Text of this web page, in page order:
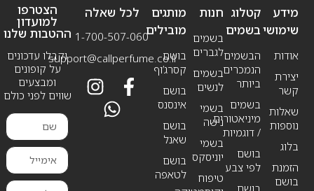
מידע
שימושי
אודות
יצירת
קשר
שאלות
נוספות
בלוג
הזמנת
בושם
חנות
בשמים
לגברים
בשמים
לנשים
בשמי
נישה
בשמי
יוניסקס
טיפוח
קטלוג
בשמים
הבשמים
הנמכרים
ביותר
בשמים
מיניאטורים
/ דוגמיות
בושם
לפי צבע
מותגים
מובילים
בושם
קסרג’וף
בושם
אינסנס
בושם
שאנל
בושם
לטאפה
לכל שאלה
1-700-507-060
support@callperfume.co.il
הצטרפו
למועדון
ההטבות שלנו
וקבלו עדכונים
על קופונים
ומבצעים
שווים לפני כולם